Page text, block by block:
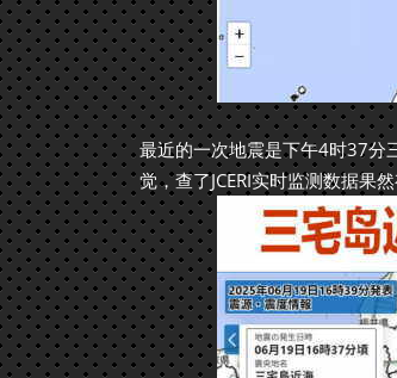
最近的一次地震是下午4时37分
觉，查了JCERI实时监测数据果